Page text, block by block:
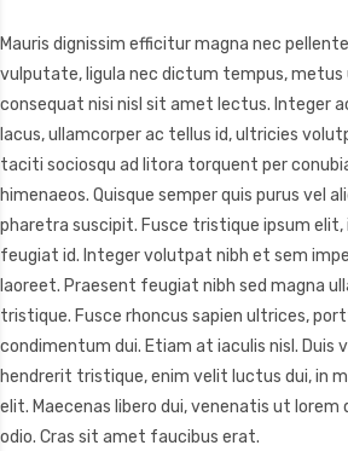
Mauris dignissim efficitur magna nec
vulputate, ligula nec dictum tempus, metus
consequat nisi nisl sit amet lectus. Integer
lacus, ullamcorper ac tellus id, ultricies
taciti sociosqu ad litora torquent per
himenaeos. Quisque semper quis purus vel
pharetra suscipit. Fusce tristique ipsum elit,
feugiat id. Integer volutpat nibh et sem
laoreet. Praesent feugiat nibh sed magna
tristique. Fusce rhoncus sapien ultrices,
condimentum dui. Etiam at iaculis nisl. Duis
hendrerit tristique, enim velit luctus dui, in
elit. Maecenas libero dui, venenatis ut lorem
odio. Cras sit amet faucibus erat.